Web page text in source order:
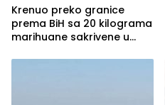
Krenuo preko granice
prema BiH sa 20 kilograma
marihuane sakrivene u